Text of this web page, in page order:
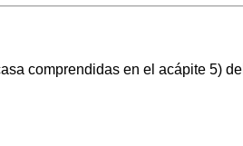
comprendidas en el acápite 5)